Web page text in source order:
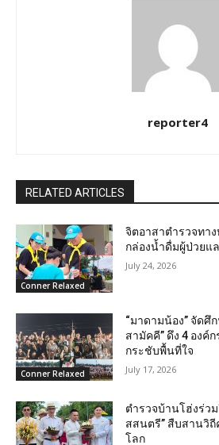
reporter4
RELATED ARTICLES
Conner Relaxed
จิตอาสาตำรวจทา
กล่องน้ำดื่มผู้ป่วยแ
July 24, 2026
Conner Relaxed
“มาดามน้อง” จัดศึ
สามัคคี” ดึง 4 องค์
กระชับพื้นที่ใจ
July 17, 2026
ตำรวจบ้านโฮ่งร่ว
สสนตรี” สืบสานวิ
โลก